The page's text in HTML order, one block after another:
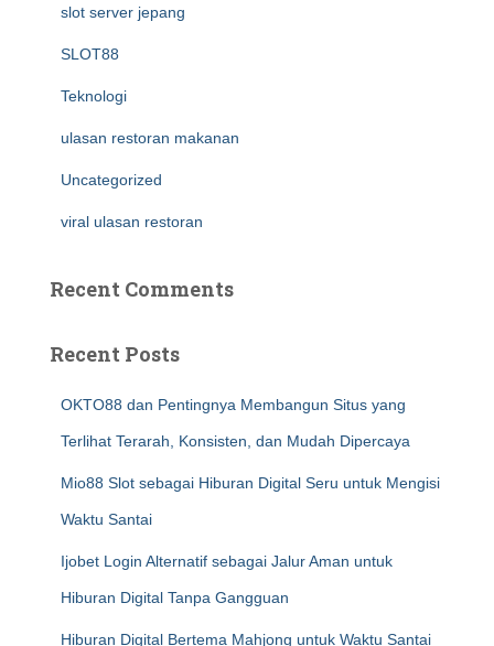
slot server jepang
SLOT88
Teknologi
ulasan restoran makanan
Uncategorized
viral ulasan restoran
Recent Comments
Recent Posts
OKTO88 dan Pentingnya Membangun Situs yang
Terlihat Terarah, Konsisten, dan Mudah Dipercaya
Mio88 Slot sebagai Hiburan Digital Seru untuk Mengisi
Waktu Santai
Ijobet Login Alternatif sebagai Jalur Aman untuk
Hiburan Digital Tanpa Gangguan
Hiburan Digital Bertema Mahjong untuk Waktu Santai